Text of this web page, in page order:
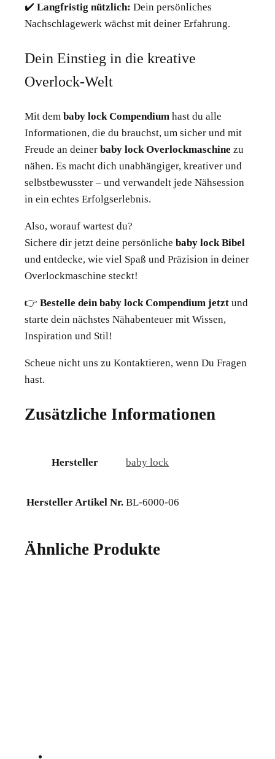
✔️ Langfristig nützlich: Dein persönliches
Nachschlagewerk wächst mit deiner Erfahrung.
Dein Einstieg in die kreative
Overlock-Welt
Mit dem baby lock Compendium hast du alle
Informationen, die du brauchst, um sicher und mit
Freude an deiner baby lock Overlockmaschine zu
nähen. Es macht dich unabhängiger, kreativer und
selbstbewusster – und verwandelt jede Nähsession
in ein echtes Erfolgserlebnis.
Also, worauf wartest du?
Sichere dir jetzt deine persönliche baby lock Bibel
und entdecke, wie viel Spaß und Präzision in deiner
Overlockmaschine steckt!
👉 Bestelle dein baby lock Compendium jetzt und
starte dein nächstes Nähabenteuer mit Wissen,
Inspiration und Stil!
Scheue nicht uns zu Kontaktieren, wenn Du Fragen
hast.
Zusätzliche Informationen
Hersteller baby lock
Hersteller Artikel Nr. BL-6000-06
Ähnliche Produkte